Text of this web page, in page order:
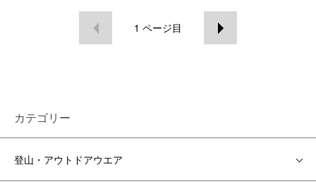
1 ページ目
カテゴリー
登山・アウトドアウエア